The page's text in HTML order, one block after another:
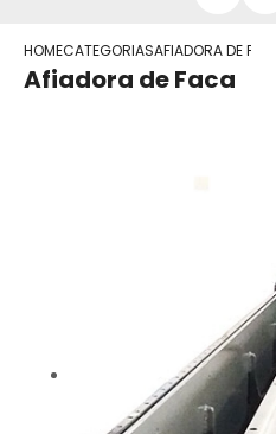
HOMECATEGORIASAFIADORA DE FACA
Afiadora de Faca